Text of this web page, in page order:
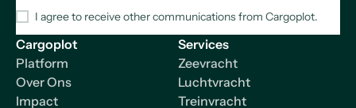
Cargoplot
Platform
Over Ons
Impact
Services
Zeevracht
Luchtvracht
Treinvracht
I agree to receive other communications from Cargoplot.